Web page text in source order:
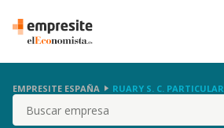
EMPRESITE ESPAÑA RUARY S. C. PARTICULAR
Buscar